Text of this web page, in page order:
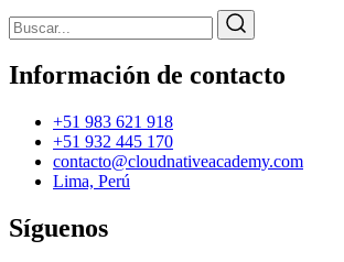
Información de contacto
+51 983 621 918
+51 932 445 170
contacto@cloudnativeacademy.com
Lima, Perú
Síguenos